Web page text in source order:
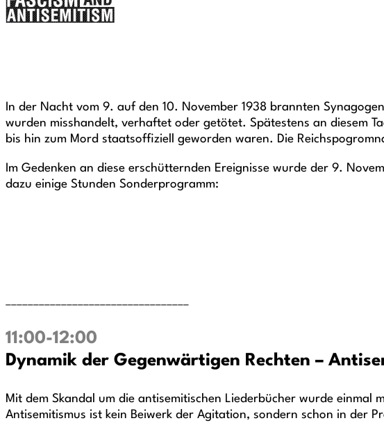
In der Nacht vom 9. auf den 10. November 1938 brannten
wurden misshandelt, verhaftet oder getötet. Spätestens an diesem
bis hin zum Mord staatsoffiziell geworden waren. Die
Im Gedenken an diese erschütternden Ereignisse wurde der 9.
dazu einige Stunden Sonderprogramm:
11:00-12:00
Dynamik der Gegenwärtigen Rechten –
Mit dem Skandal um die antisemitischen Liederbücher wurde
Antisemitismus ist kein Beiwerk der Agitation, sondern schon in der